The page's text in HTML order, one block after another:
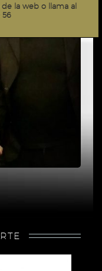
la web o llama al
56